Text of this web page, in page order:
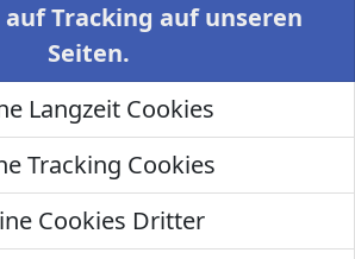
Tracking auf unseren
Seiten.
Langzeit Cookies
Tracking Cookies
Cookies Dritter